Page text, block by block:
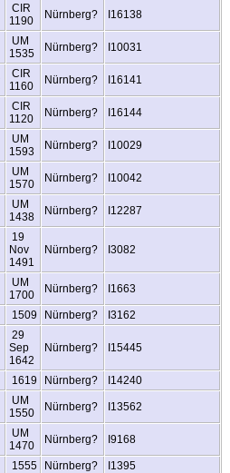
CIR
1190
Nürnberg? I16138
UM
1535
Nürnberg? I10031
CIR
1160
Nürnberg? I16141
CIR
1120
Nürnberg? I16144
UM
1593
Nürnberg? I10029
UM
1570
Nürnberg? I10042
UM
1438
Nürnberg? I12287
19
Nov
1491
Nürnberg? I3082
UM
1700
Nürnberg? I1663
1509 Nürnberg? I3162
29
Sep
1642
Nürnberg? I15445
1619 Nürnberg? I14240
UM
1550
Nürnberg? I13562
UM
1470
Nürnberg? I9168
1555 Nürnberg? I1395